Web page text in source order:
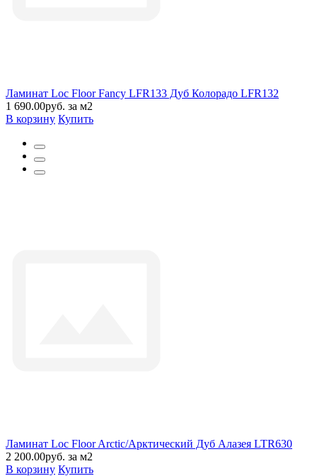
Ламинат Loc Floor Fancy LFR133 Дуб Колорадо LFR132
1 690.00руб. за м2
В корзину Купить
Ламинат Loc Floor Arctic/Арктический Дуб Алазея LTR630
2 200.00руб. за м2
В корзину Купить